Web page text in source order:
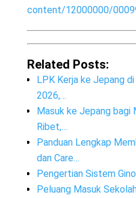
content/12000000/
Related Posts:
LPK Kerja ke Jepang
2026,…
Masuk ke Jepang bagi
Ribet,…
Panduan Lengkap
dan Care…
Pengertian Sistem
Peluang Masuk